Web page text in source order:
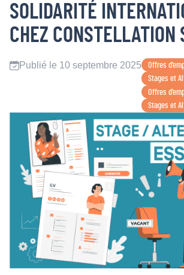
SOLIDARITÉ
CHEZ CONSTELLATION
Publié le 10 septembre 2025
Offres
Stages et
Offres
Stages et